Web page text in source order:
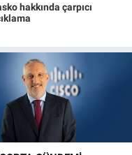
hakkında çarpıcı